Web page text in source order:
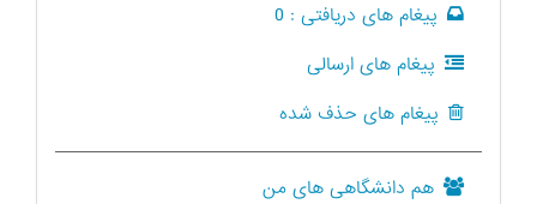
پیغام های دریافتی : 0
پیغام های ارسالی
پیغام های حذف شده
هم دانشگاهی های من